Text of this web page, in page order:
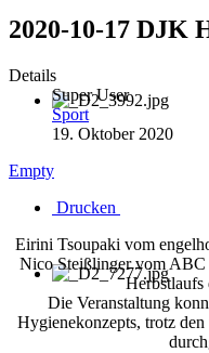
2020-10-17 DJK
Details
Super User
Sport
19. Oktober 2020
Empty
Drucken
Eirini Tsoupaki vom
Nico Steißlinger vom ABC
Herbstlaufs
Die Veranstaltung
Hygienekonzepts, trotz